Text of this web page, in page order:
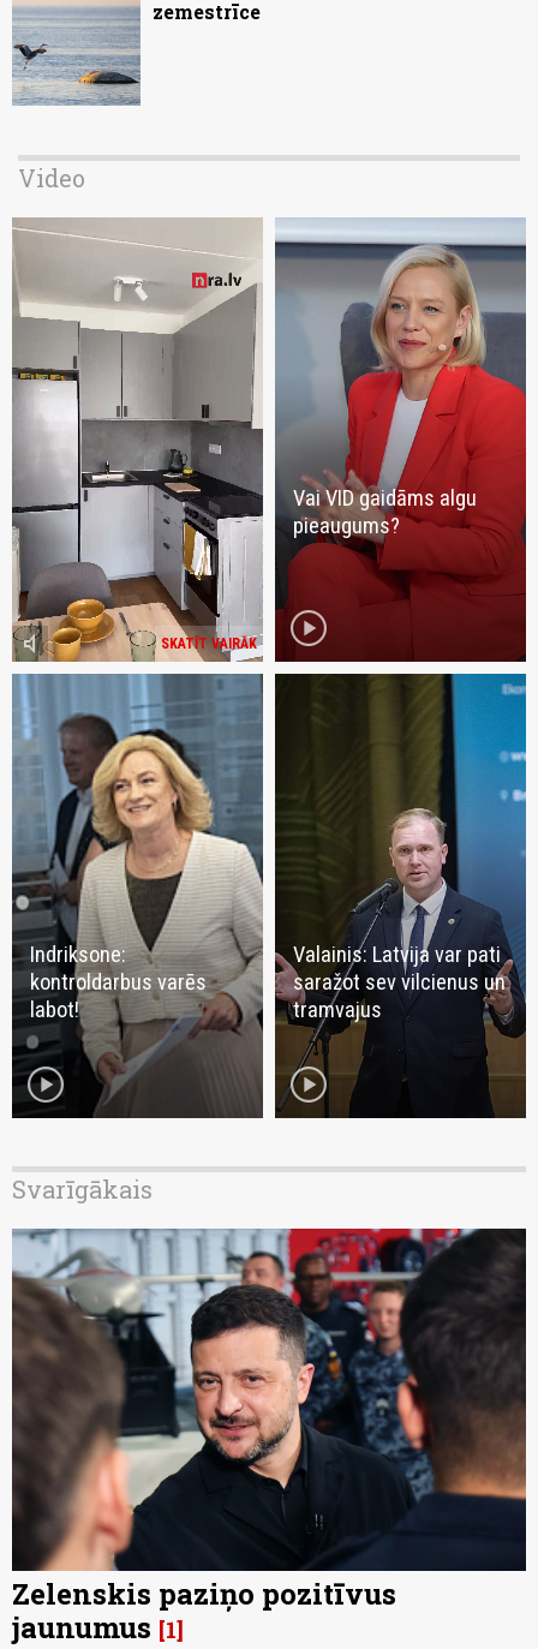
zemestrīce
Video
SKATĪT VAIRĀK
volume_mute
Vai VID gaidāms algu
pieaugums?
play_circle
Indriksone:
kontroldarbus varēs
labot!
play_circle
Valainis: Latvija var pati
saražot sev vilcienus un
tramvajus
play_circle
Svarīgākais
Zelenskis paziņo pozitīvus
jaunumus 1